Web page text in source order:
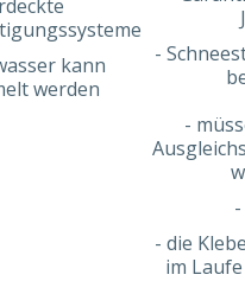
kann
werden
-
-
- die
im